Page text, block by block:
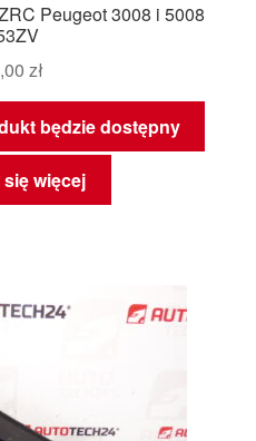
Peugeot 3008 i 5008
zł
będzie dostępny
więcej